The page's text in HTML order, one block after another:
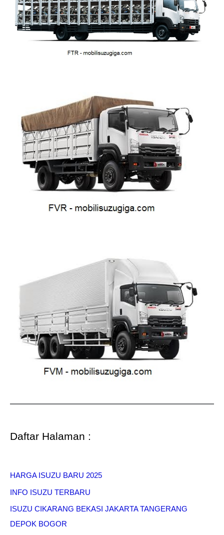
Daftar Halaman :
HARGA ISUZU BARU 2025
INFO ISUZU TERBARU
ISUZU CIKARANG BEKASI JAKARTA TANGERANG
DEPOK BOGOR